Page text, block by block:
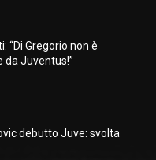
“Di Gregorio non è
Juventus!”
debutto Juve: svolta